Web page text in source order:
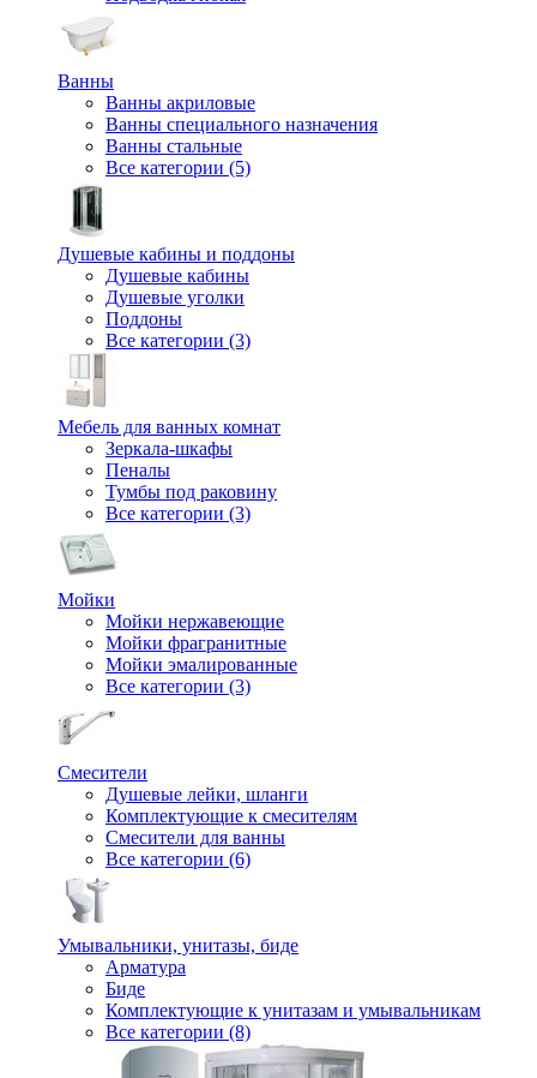
Ванны
Ванны акриловые
Ванны специального назначения
Ванны стальные
Все категории (5)
Душевые кабины и поддоны
Душевые кабины
Душевые уголки
Поддоны
Все категории (3)
Мебель для ванных комнат
Зеркала-шкафы
Пеналы
Тумбы под раковину
Все категории (3)
Мойки
Мойки нержавеющие
Мойки фрагранитные
Мойки эмалированные
Все категории (3)
Смесители
Душевые лейки, шланги
Комплектующие к смесителям
Смесители для ванны
Все категории (6)
Умывальники, унитазы, биде
Арматура
Биде
Комплектующие к унитазам и умывальникам
Все категории (8)